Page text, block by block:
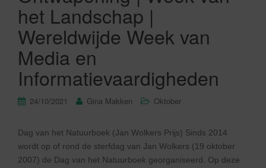
het Landschap |
Wereldwijde Week van
Media en
Informatievaardigheden
24/10/2021 Gina Makken Oktober
Dag van het Natuurboek (Jan Wolkers Prijs) Sinds 2014
wordt op of rond de sterfdag van Jan Wolkers (19 oktober
2007) de Dag van het Natuurboek georganiseerd. Op deze